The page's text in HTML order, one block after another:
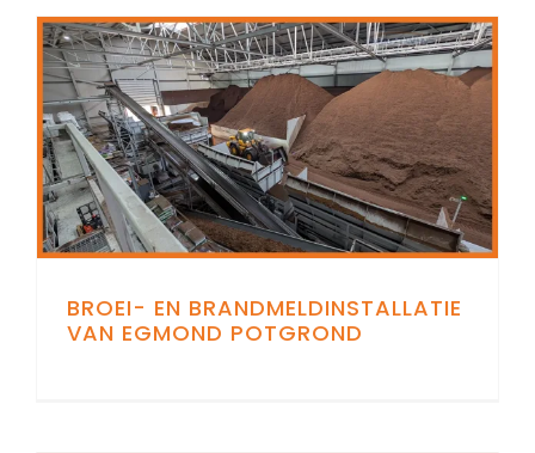
BROEI- EN BRANDMELDINSTALLATIE
VAN EGMOND POTGROND